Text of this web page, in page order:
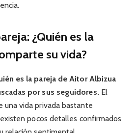
¿Quién es la
su vida?
es la pareja de Aitor Albizua
por sus seguidores. El
una vida privada bastante
pocos detalles confirmados